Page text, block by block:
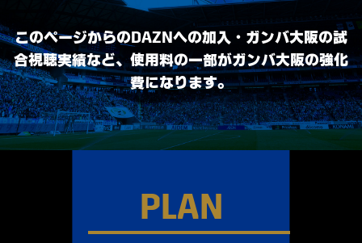
このページからのDAZNへの加入・ガンバ大阪の試
合視聴実績など、使用料の一部がガンバ大阪の強化
費になります。
PLAN